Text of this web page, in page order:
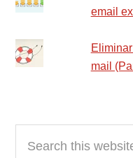
email
mail
this